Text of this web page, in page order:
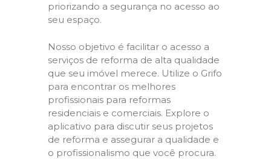
priorizando a segurança no acesso ao
seu espaço.
Nosso objetivo é facilitar o acesso a
serviços de reforma de alta qualidade
que seu imóvel merece. Utilize o Grifo
para encontrar os melhores
profissionais para reformas
residenciais e comerciais. Explore o
aplicativo para discutir seus projetos
de reforma e assegurar a qualidade e
o profissionalismo que você procura.